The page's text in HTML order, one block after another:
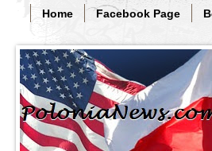
Home Facebook Page